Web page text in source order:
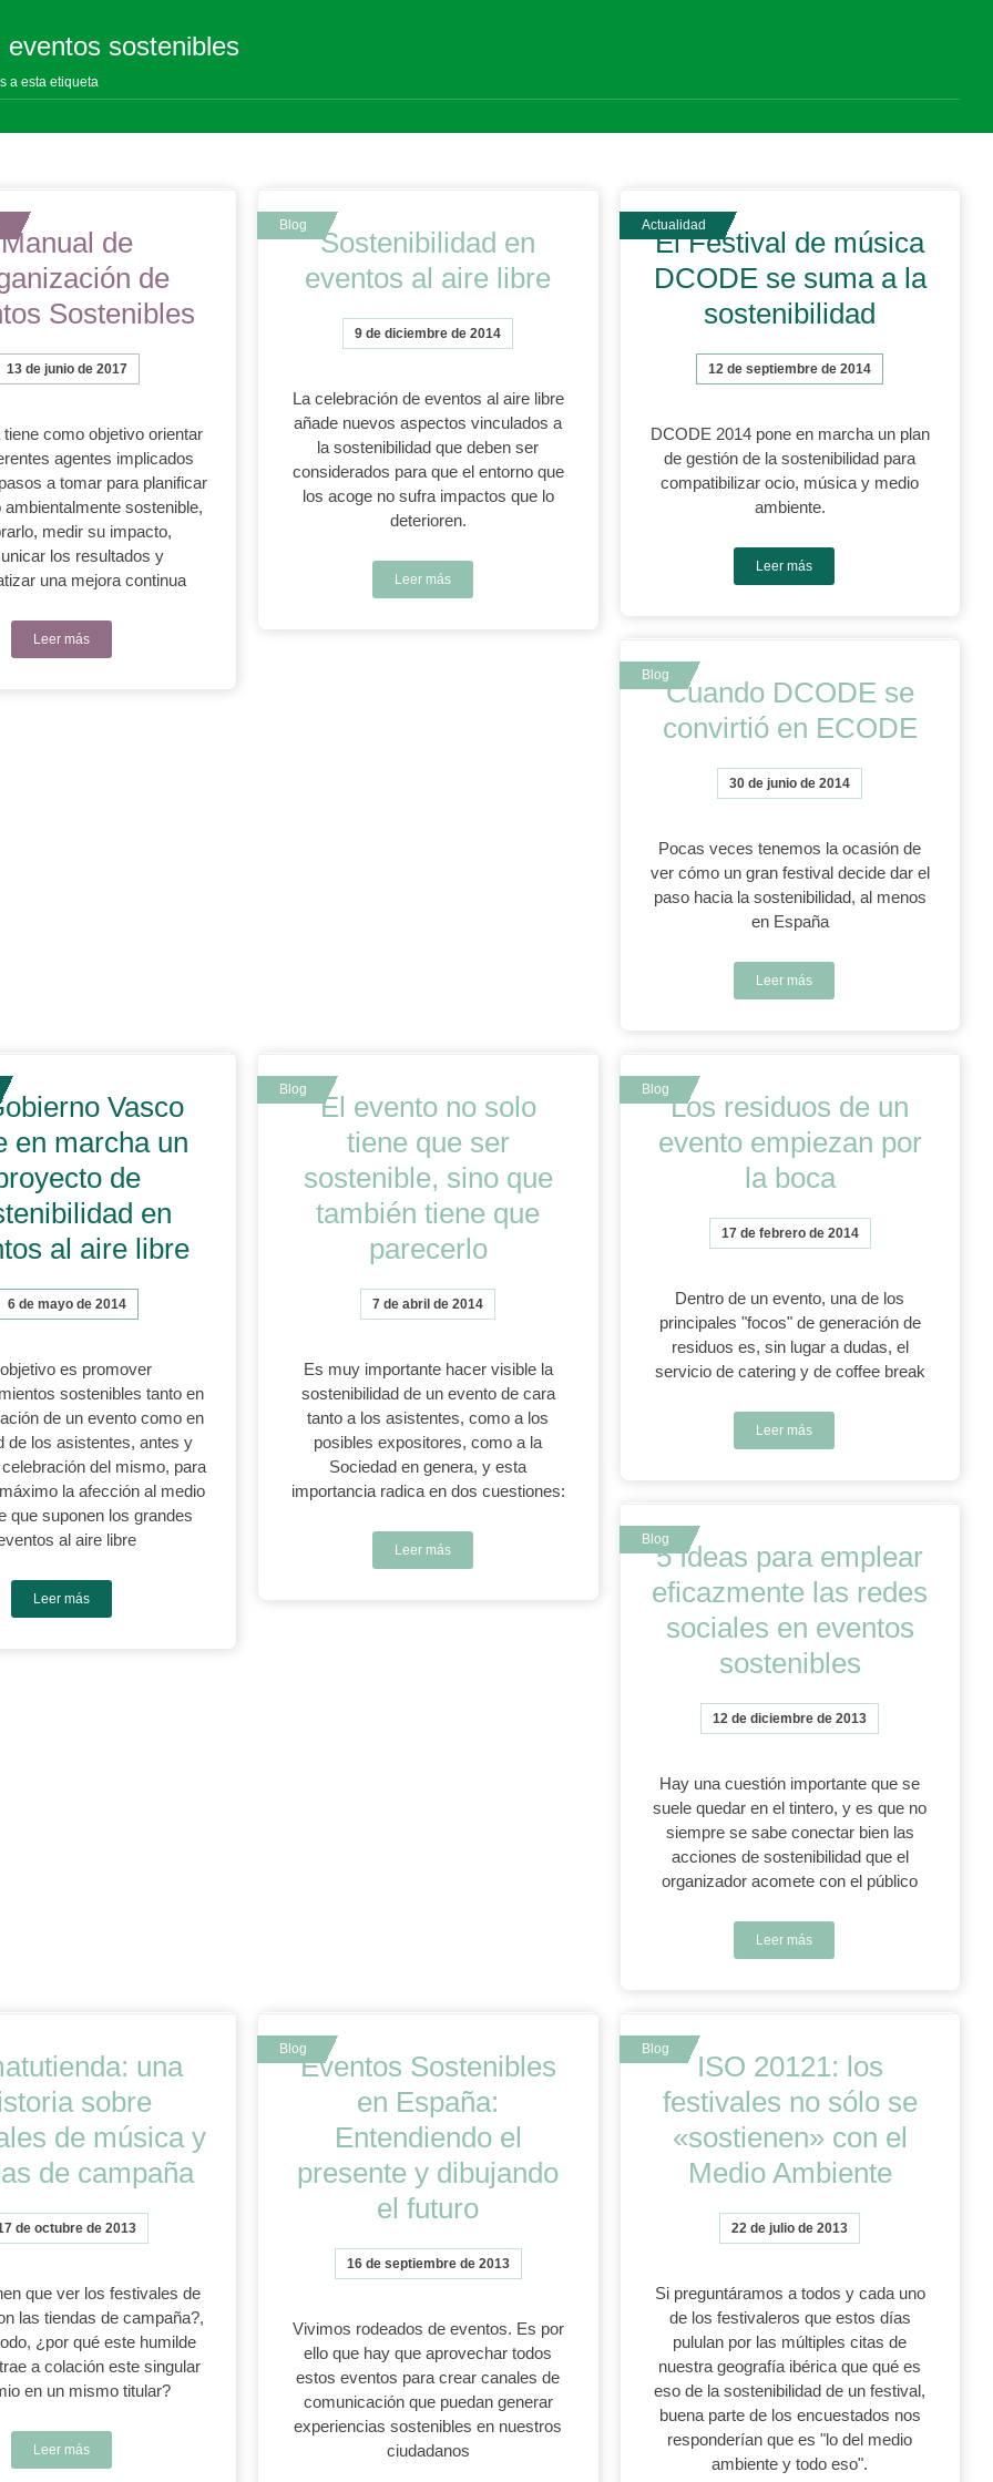
eventos sostenibles
a esta etiqueta
Manual de
de
Sostenibles
13 de junio de 2017
como objetivo orientar
agentes implicados
a tomar para planificar
ambientalmente sostenible,
medir su impacto,
los resultados y
una mejora continua
Leer más
Sostenibilidad en
eventos al aire libre
9 de diciembre de 2014
La celebración de eventos al aire libre
añade nuevos aspectos vinculados a
la sostenibilidad que deben ser
considerados para que el entorno que
los acoge no sufra impactos que lo
deterioren.
Leer más
El Festival de música
DCODE se suma a la
sostenibilidad
12 de septiembre de 2014
DCODE 2014 pone en marcha un plan
de gestión de la sostenibilidad para
compatibilizar ocio, música y medio
ambiente.
Leer más
Cuando DCODE se
convirtió en ECODE
30 de junio de 2014
Pocas veces tenemos la ocasión de
ver cómo un gran festival decide dar el
paso hacia la sostenibilidad, al menos
en España
Leer más
Vasco
en marcha un
de
en
al aire libre
6 de mayo de 2014
es promover
sostenibles tanto en
de un evento como en
de los asistentes, antes y
del mismo, para
la afección al medio
que suponen los grandes
al aire libre
Leer más
El evento no solo
tiene que ser
sostenible, sino que
también tiene que
parecerlo
7 de abril de 2014
Es muy importante hacer visible la
sostenibilidad de un evento de cara
tanto a los asistentes, como a los
posibles expositores, como a la
Sociedad en genera, y esta
importancia radica en dos cuestiones:
Leer más
Los residuos de un
evento empiezan por
la boca
17 de febrero de 2014
Dentro de un evento, una de los
principales "focos" de generación de
residuos es, sin lugar a dudas, el
servicio de catering y de coffee break
Leer más
5 Ideas para emplear
eficazmente las redes
sociales en eventos
sostenibles
12 de diciembre de 2013
Hay una cuestión importante que se
suele quedar en el tintero, y es que no
siempre se sabe conectar bien las
acciones de sostenibilidad que el
organizador acomete con el público
Leer más
una
sobre
de música y
de campaña
de octubre de 2013
que ver los festivales de
las tiendas de campaña?,
¿por qué este humilde
a colación este singular
en un mismo titular?
Leer más
Eventos Sostenibles
en España:
Entendiendo el
presente y dibujando
el futuro
16 de septiembre de 2013
Vivimos rodeados de eventos. Es por
ello que hay que aprovechar todos
estos eventos para crear canales de
comunicación que puedan generar
experiencias sostenibles en nuestros
ciudadanos
ISO 20121: los
festivales no sólo se
«sostienen» con el
Medio Ambiente
22 de julio de 2013
Si preguntáramos a todos y cada uno
de los festivaleros que estos días
pululan por las múltiples citas de
nuestra geografía ibérica que qué es
eso de la sostenibilidad de un festival,
buena parte de los encuestados nos
responderían que es "lo del medio
ambiente y todo eso".